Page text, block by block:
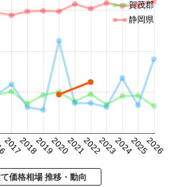
2017201820192020202120222023202420252026
賀茂郡
静岡県
価格相場 推移・動向